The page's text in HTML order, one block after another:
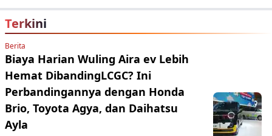
Terkini
Berita
Biaya Harian Wuling Aira ev Lebih
Hemat DibandingLCGC? Ini
Perbandingannya dengan Honda
Brio, Toyota Agya, dan Daihatsu
Ayla